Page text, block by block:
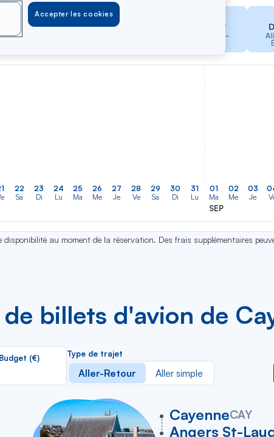
liste
NOV 2026
Dès 753 €*
Aller / Retour —
DÉC 2026
Dès 753 €* Dès 753 €*
Aller / Retour —
22
Sa
23
Di
24
Lu
25
Ma
26
Me
27
Je
28
Ve
29
Sa
30
Di
31
Lu
01
Ma
SEP
02
Me
03
Je
au moment de la réservation. Des frais supplémentaires
billets d'avion de
Budget (€) Type de trajet
Aller-Retour Aller simple
CayenneCAY
vers
Angers St-
Accepter les cookies